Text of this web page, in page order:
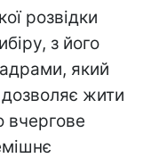
розвідки
з його
який
жити
вчергове